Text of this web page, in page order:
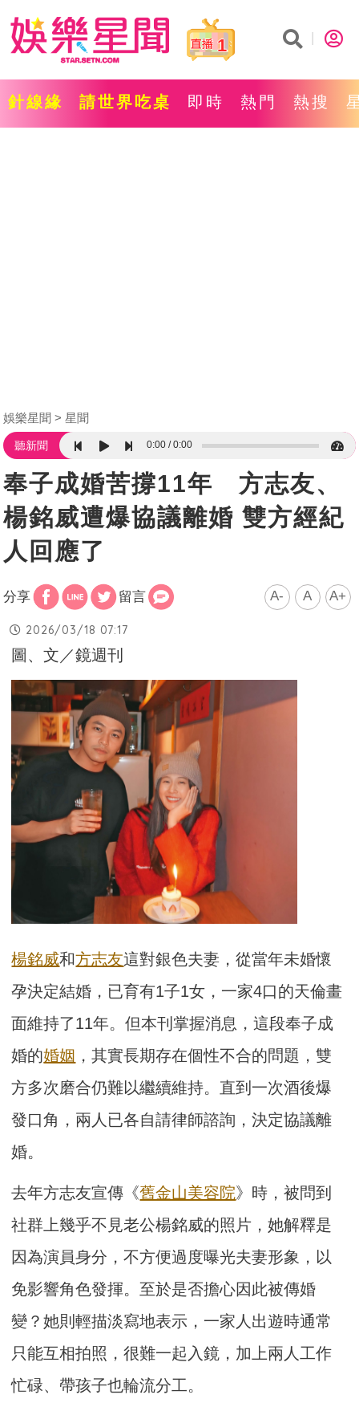
1
針線緣 請世界吃桌 即時 熱門 熱搜
娛樂星聞 星聞
聽新聞 0:00 0:00
奉子成婚苦撐11年 方志友、
楊銘威遭爆協議離婚 雙方經紀
人回應了
分享 留言 A- A A+
2026/03/18 07:17
圖、文／鏡週刊
楊銘威和方志友這對銀色夫妻，從當年未婚懷
孕決定結婚，已育有1子1女，一家4口的天倫畫
面維持了11年。但本刊掌握消息，這段奉子成
婚的婚姻 ，其實長期存在個性不合的問題，雙
方多次磨合仍難以繼續維持。直到一次酒後爆
發口角，兩人已各自請律師諮詢，決定協議離
婚。
去年方志友宣傳《舊金山美容院》時，被問到
社群上幾乎不見老公楊銘威的照片，她解釋是
因為演員身分，不方便過度曝光夫妻形象，以
免影響角色發揮。至於是否擔心因此被傳婚
變？她則輕描淡寫地表示，一家人出遊時通常
只能互相拍照，很難一起入鏡，加上兩人工作
忙碌、帶孩子也輪流分工。